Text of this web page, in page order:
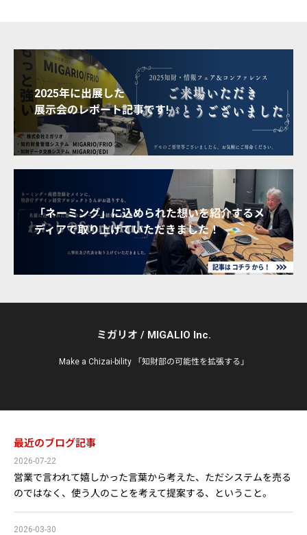
2025年に出展した
展示会のレポート記事です!
「ネーミング」に込められた想いを紹介するメ
ディアで取り上げていただきました！
ミガリオ / MIGALIO Inc.
Make a Chizai-bility 「知財部の可能性を拡張する」
最近のブログ記事
営業で言われて嬉しかった言葉から考えた、ただシステムを売る
のではなく、使う人のことを考えて提案する、ということ。
2026-07-22
2026-03-30